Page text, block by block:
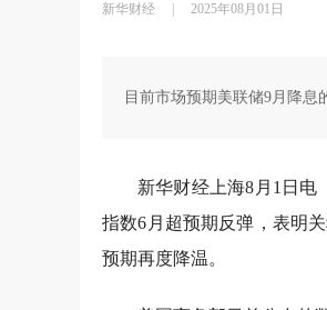
新华财经 2025年08月01日
目前市场预期美联储9月降息
新华财经上海8月1日
指数6月超预期反弹，表明
预期再度降温。